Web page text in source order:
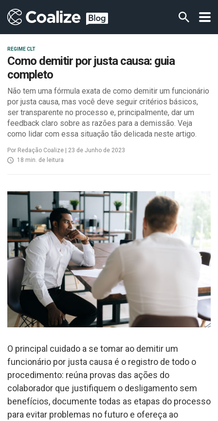
REGIME CLT
Como demitir por justa causa: guia
completo
Não tem uma fórmula exata de como demitir um funcionário
por justa causa, mas você deve seguir critérios básicos,
ser transparente no processo e, principalmente, dar um
feedback claro sobre as razões para a demissão. Veja
como lidar com essa situação tão delicada neste artigo.
Por Redação Coalize | 23 de Junho de 2023
18 min. de leitura
O principal cuidado a se tomar ao demitir um
funcionário por justa causa é o registro de todo o
procedimento: reúna provas das ações do
colaborador que justifiquem o desligamento sem
benefícios, documente todas as etapas do processo
para evitar problemas no futuro e ofereça ao